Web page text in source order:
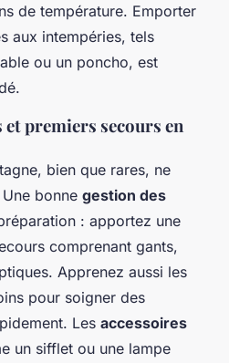
de température. Emporter
aux intempéries, tels
ou un poncho, est
premiers secours en
bien que rares, ne
bonne gestion des
: apportez une
comprenant gants,
Apprenez aussi les
pour soigner des
Les accessoires
un sifflet ou une lampe